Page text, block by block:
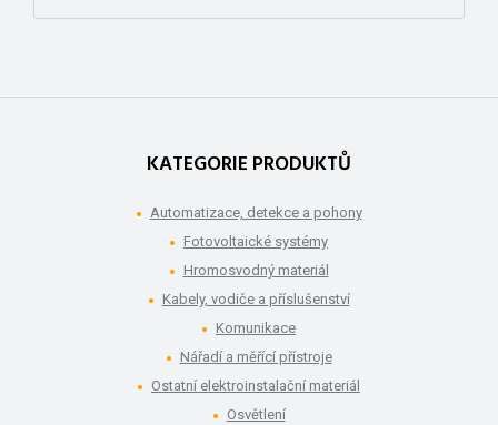
KATEGORIE PRODUKTŮ
Automatizace, detekce a pohony
Fotovoltaické systémy
Hromosvodný materiál
Kabely, vodiče a příslušenství
Komunikace
Nářadí a měřící přístroje
Ostatní elektroinstalační materiál
Osvětlení